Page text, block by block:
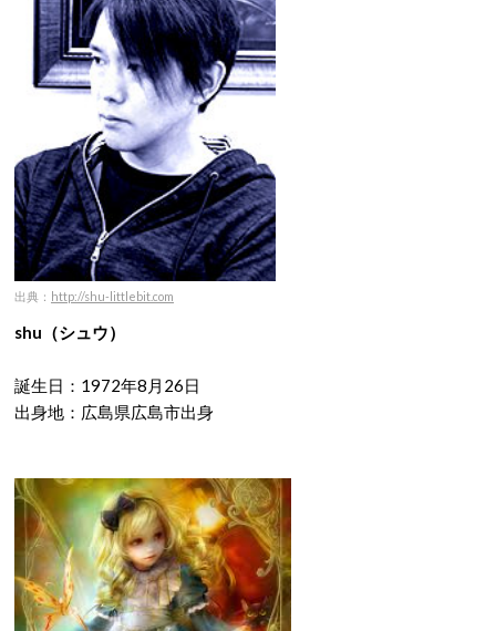
出典： http://shu-littlebit.com
shu（シュウ）
誕生日：1972年8月26日
出身地：広島県広島市出身